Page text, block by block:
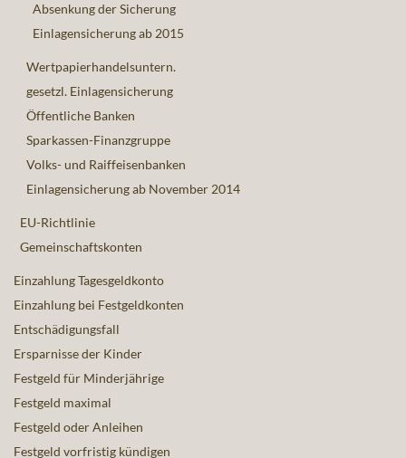
Absenkung der Sicherung
Einlagensicherung ab 2015
Wertpapierhandelsuntern.
gesetzl. Einlagensicherung
Öffentliche Banken
Sparkassen-Finanzgruppe
Volks- und Raiffeisenbanken
Einlagensicherung ab November 2014
EU-Richtlinie
Gemeinschaftskonten
Einzahlung Tagesgeldkonto
Einzahlung bei Festgeldkonten
Entschädigungsfall
Ersparnisse der Kinder
Festgeld für Minderjährige
Festgeld maximal
Festgeld oder Anleihen
Festgeld vorfristig kündigen